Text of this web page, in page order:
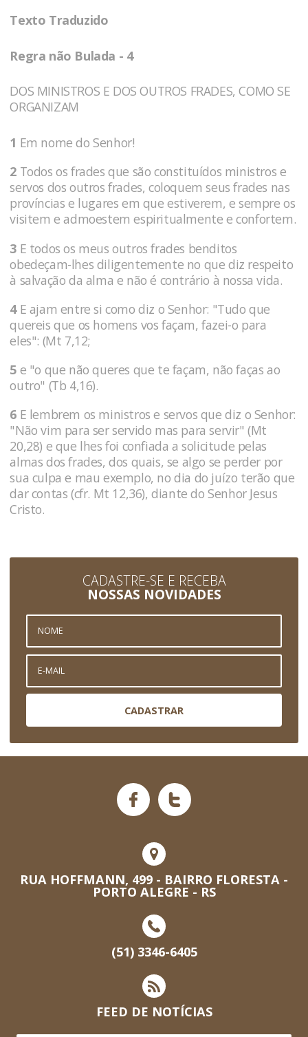
Texto Traduzido
Regra não Bulada - 4
DOS MINISTROS E DOS OUTROS FRADES, COMO SE
ORGANIZAM
1 Em nome do Senhor!
2 Todos os frades que são constituídos ministros e
servos dos outros frades, coloquem seus frades nas
províncias e lugares em que estiverem, e sempre os
visitem e admoestem espiritualmente e confortem.
3 E todos os meus outros frades benditos
obedeçam-lhes diligentemente no que diz respeito
à salvação da alma e não é contrário à nossa vida.
4E ajam entre si como diz o Senhor: "Tudo que
quereis que os homens vos façam, fazei-o para
eles": (Mt 7,12;
5 e "o que não queres que te façam, não faças ao
outro" (Tb 4,16).
6 E lembrem os ministros e servos que diz o Senhor:
"Não vim para ser servido mas para servir" (Mt
20,28) e que lhes foi confiada a solicitude pelas
almas dos frades, dos quais, se algo se perder por
sua culpa e mau exemplo, no dia do juízo terão que
dar contas (cfr. Mt 12,36), diante do Senhor Jesus
Cristo.
CADASTRE-SE E RECEBA
NOSSAS NOVIDADES
CADASTRAR
RUA HOFFMANN, 499 - BAIRRO FLORESTA -
PORTO ALEGRE - RS
(51) 3346-6405
FEED DE NOTÍCIAS